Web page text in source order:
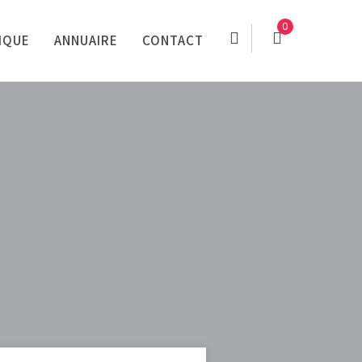
0
ANNUAIRE CONTACT